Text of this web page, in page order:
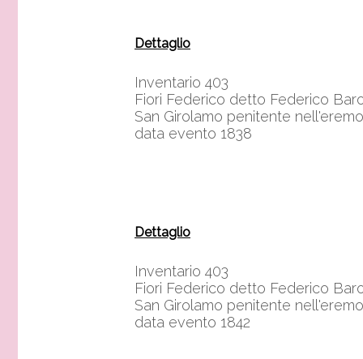
Dettaglio
Inventario 403
Fiori Federico detto Federico
San Girolamo penitente nell'eremo
data evento 1838
Dettaglio
Inventario 403
Fiori Federico detto Federico
San Girolamo penitente nell'eremo
data evento 1842